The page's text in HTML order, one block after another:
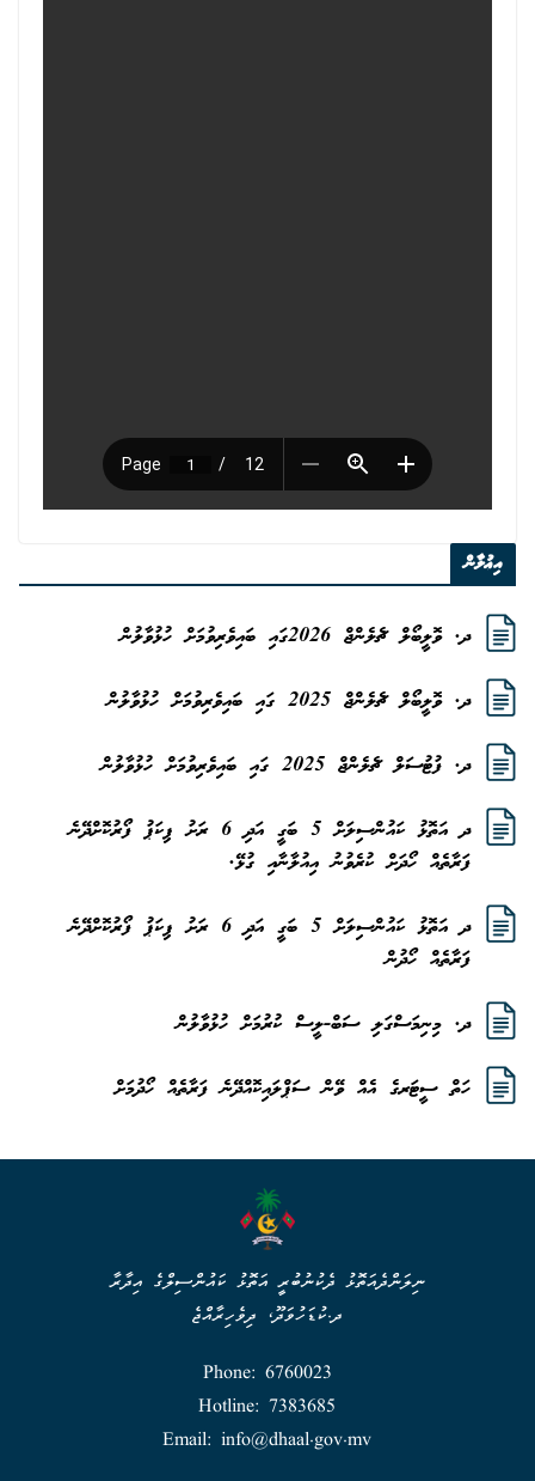
އިޢުލާން
ދ. ވޮލީބޯލް ޗެލެންޖް 2026ގައި ބައިވެރިވުމަށް ހުޅުވާލުން
ދ. ވޮލީބޯލް ޗެލެންޖް 2025 ގައި ބައިވެރިވުމަށް ހުޅުވާލުން
ދ. ފުޓުސަލް ޗެލެންޖް 2025 ގައި ބައިވެރިވުމަށް ހުޅުވާލުން
ދ އަތޮޅު ކައުންސިލަށް 5 ބަގީ އަދި 6 ރަށު ޕިކަޕު ފޯރުކޮށްދޭނެ
ފަރާތެއް ހޯދަށް ކުރެވުނު އިއުލާނާއި ގުޅޭ.
ދ އަތޮޅު ކައުންސިލަށް 5 ބަގީ އަދި 6 ރަށު ޕިކަޕު ފޯރުކޮށްދޭނެ
ފަރާތެއް ހޯދުން
ދ. މިނިމަސްގަލި ސަބް-ލީސް ކުރުމަށް ހުޅުވާލުން
ހަތް ސީޓަރގެ އެއް ވޭން ސަޕްލައިކޮއްދޭނެ ފަރާތެއް ހޯދުމަށް
ނިލަންދެއަތޮޅު ދެކުނުބުރީ އަތޮޅު ކައުންސިލްގެ އިދާރާ
ދ.ކުޑަހުވަދޫ، ދިވެހިރާއްޖެ
Phone: 6760023
Hotline: 7383685
Email: info@dhaal.gov.mv